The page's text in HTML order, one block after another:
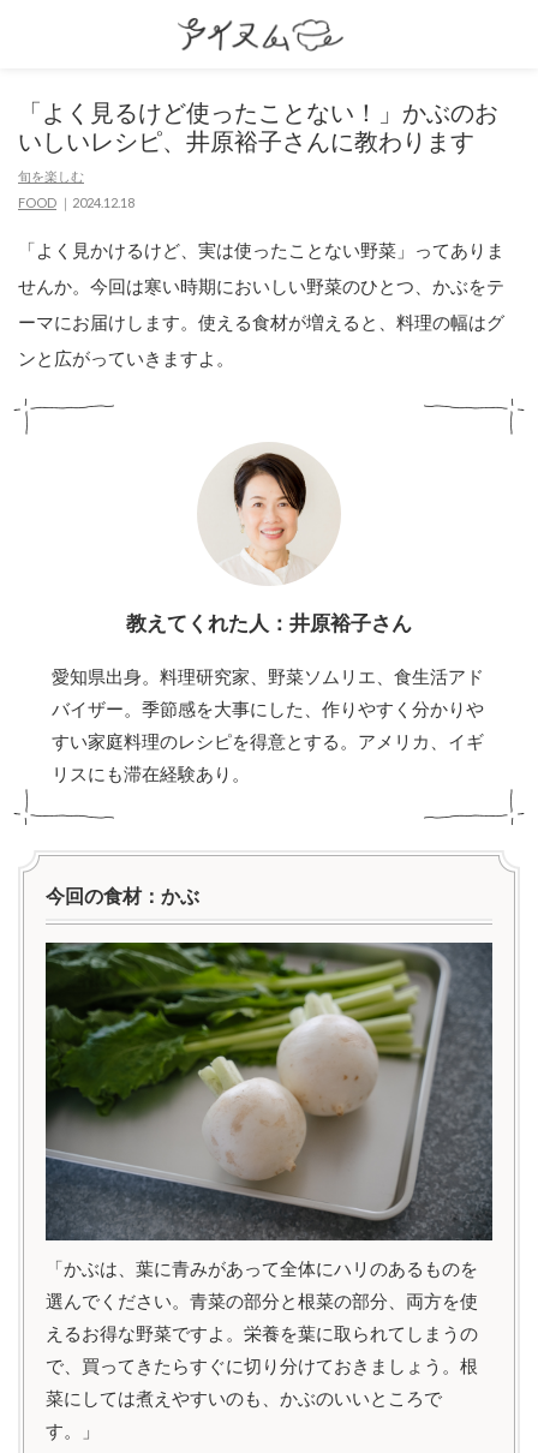
「よく見るけど使ったことない！」かぶのお
いしいレシピ、井原裕子さんに教わります
旬を楽しむ
FOOD
2024.12.18
「よく見かけるけど、実は使ったことない野菜」ってありま
せんか。今回は寒い時期においしい野菜のひとつ、かぶをテ
ーマにお届けします。使える食材が増えると、料理の幅はグ
ンと広がっていきますよ。
教えてくれた人：井原裕子さん
愛知県出身。料理研究家、野菜ソムリエ、食生活アド
バイザー。季節感を大事にした、作りやすく分かりや
すい家庭料理のレシピを得意とする。アメリカ、イギ
リスにも滞在経験あり。
今回の食材：かぶ
「かぶは、葉に青みがあって全体にハリのあるものを
選んでください。青菜の部分と根菜の部分、両方を使
えるお得な野菜ですよ。栄養を葉に取られてしまうの
で、買ってきたらすぐに切り分けておきましょう。根
菜にしては煮えやすいのも、かぶのいいところで
す。」